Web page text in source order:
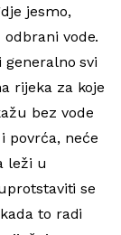
jesmo,
vode.
svi
rijeka za koje
bez vode
povrća, neće
leži u
se
to radi